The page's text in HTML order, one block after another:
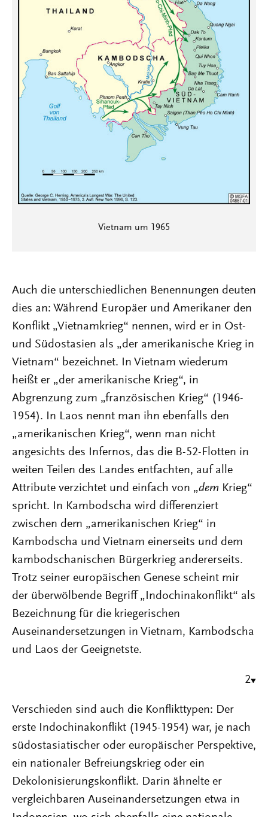
Vietnam um 1965
Auch die unterschiedlichen Benennungen deuten
dies an: Während Europäer und Amerikaner den
Konflikt „Vietnamkrieg“ nennen, wird er in Ost-
und Südostasien als „der amerikanische Krieg in
Vietnam“ bezeichnet. In Vietnam wiederum
heißt er „der amerikanische Krieg“, in
Abgrenzung zum „französischen Krieg“ (1946-
1954). In Laos nennt man ihn ebenfalls den
„amerikanischen Krieg“, wenn man nicht
angesichts des Infernos, das die B-52-Flotten in
weiten Teilen des Landes entfachten, auf alle
Attribute verzichtet und einfach von „dem Krieg“
spricht. In Kambodscha wird differenziert
zwischen dem „amerikanischen Krieg“ in
Kambodscha und Vietnam einerseits und dem
kambodschanischen Bürgerkrieg andererseits.
Trotz seiner europäischen Genese scheint mir
der überwölbende Begriff „Indochinakonflikt“ als
Bezeichnung für die kriegerischen
Auseinandersetzungen in Vietnam, Kambodscha
und Laos der Geeignetste.
2
Verschieden sind auch die Konflikttypen: Der
erste Indochinakonflikt (1945-1954) war, je nach
südostasiatischer oder europäischer Perspektive,
ein nationaler Befreiungskrieg oder ein
Dekolonisierungskonflikt. Darin ähnelte er
vergleichbaren Auseinandersetzungen etwa in